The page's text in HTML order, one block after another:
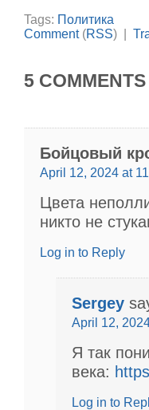
Tags: Политика
Comment(RSS) |
5 COMMENTS
Бойцовый
April 12, 2024 at
Цвета
никто не
Log in to Reply
Sergey
April 12,
Я так
века:
Log in to